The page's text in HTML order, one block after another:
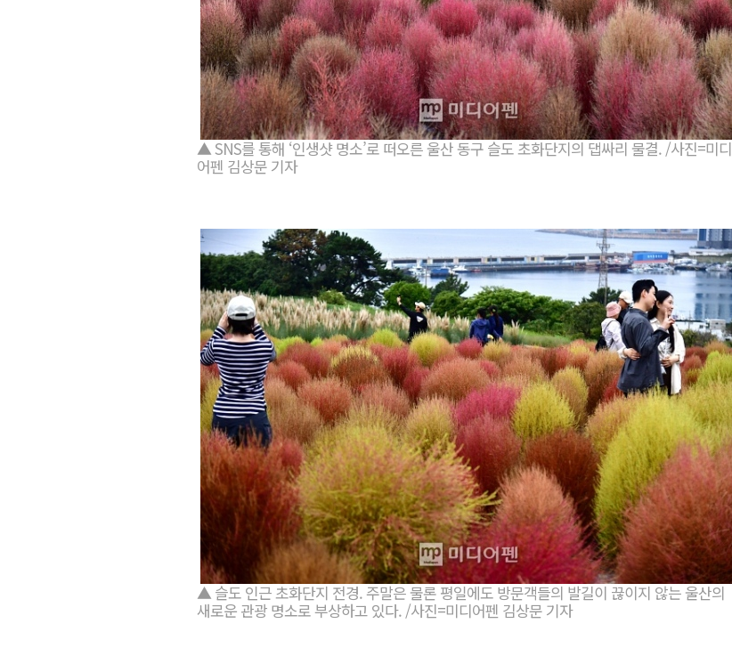
▲ SNS를 통해 ‘인생샷 명소’로 떠오른 울산 동구 슬도 초화단지의 댑싸리 물결. /사진=미디
어펜 김상문 기자
▲ 슬도 인근 초화단지 전경. 주말은 물론 평일에도 방문객들의 발길이 끊이지 않는 울산의
새로운 관광 명소로 부상하고 있다. /사진=미디어펜 김상문 기자